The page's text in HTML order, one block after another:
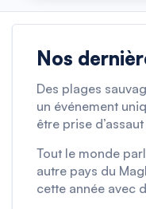
Nos
Des plages
un événement
être prise
Tout le monde
autre pays du
cette année avec